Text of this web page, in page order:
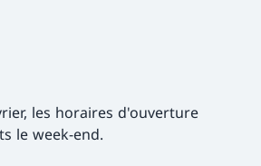
les horaires d'ouverture
le week-end.